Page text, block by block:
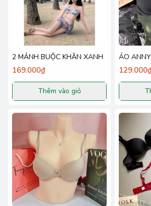
2 MẢNH BUỘC KHĂN XANH
169.000₫
Thêm vào giỏ
ÁO